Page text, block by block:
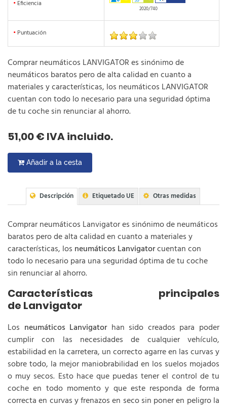
• Eficiencia
2020/740
• Puntuación
Comprar neumáticos LANVIGATOR es sinónimo de
neumáticos baratos pero de alta calidad en cuanto a
materiales y características, los neumáticos LANVIGATOR
cuentan con todo lo necesario para una seguridad óptima
de tu coche sin renunciar al ahorro.
51,00 € IVA incluido.
Añadir a la cesta
Descripción Etiquetado UE Otras medidas
Comprar neumáticos Lanvigator es sinónimo de neumáticos
baratos pero de alta calidad en cuanto a materiales y
características, los neumáticos Lanvigatorcuentan con
todo lo necesario para una seguridad óptima de tu coche
sin renunciar al ahorro.
Características principales
de Lanvigator
Los neumáticos Lanvigator han sido creados para poder
cumplir con las necesidades de cualquier vehículo,
estabilidad en la carretera, un correcto agarre en las curvas y
sobre todo, la mejor maniobrabilidad en los suelos mojados
o muy secos. Esto hace que puedas tener el control de tu
coche en todo momento y que este responda de forma
correcta en curvas y frenazos en seco sin poner en peligro la